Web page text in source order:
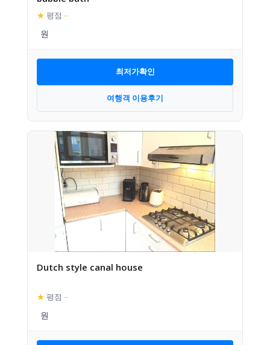
★ 평점 –
최저가확인
여행객 이용후기
Dutch style canal house
★ 평점 –